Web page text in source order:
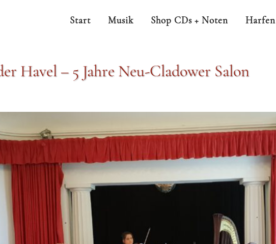
Start Musik Shop CDs + Noten Harfen
Havel – 5 Jahre Neu-Cladower Salon